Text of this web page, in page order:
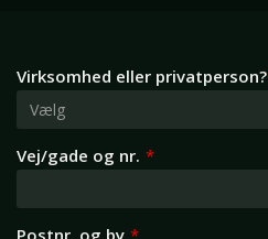
Virksomhed eller privatperson?
Vej/gade og nr. *
Postnr. og by *